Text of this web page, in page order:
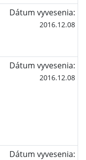
Dátum vyvesenia:
2016.12.08
Dátum vyvesenia:
2016.12.08
Dátum vyvesenia: